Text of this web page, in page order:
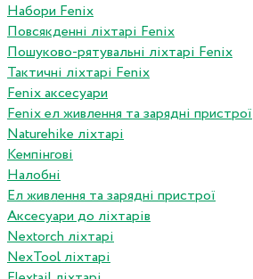
Набори Fenix
Повсякденні ліхтарі Fenix
Пошуково-рятувальні ліхтарі Fenix
Тактичні ліхтарі Fenix
Fenix аксесуари
Fenix ел живлення та зарядні пристрої
Naturehike ліхтарі
Кемпінгові
Налобні
Ел живлення та зарядні пристрої
Аксесуари до ліхтарів
Nextorch ліхтарі
NexTool ліхтарі